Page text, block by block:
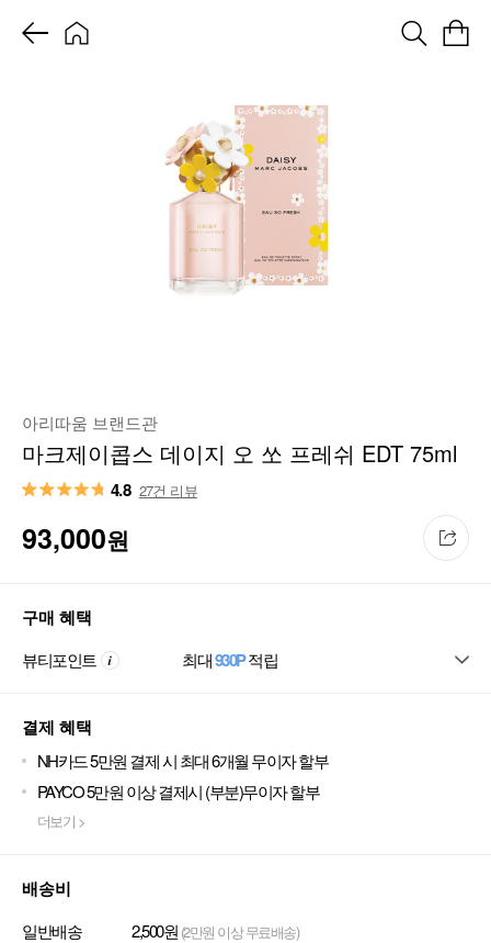
아리따움 브랜드관
마크제이콥스 데이지 오 쏘 프레쉬 EDT 75ml
4.8 27건 리뷰
93,000원
구매 혜택
뷰티포인트 최대930P적립
결제 혜택
NH카드 5만원 결제 시 최대 6개월 무이자 할부
PAYCO 5만원 이상 결제시 (부분)무이자 할부
더보기 >
배송비
일반배송 2,500원 (2만원 이상 무료배송)